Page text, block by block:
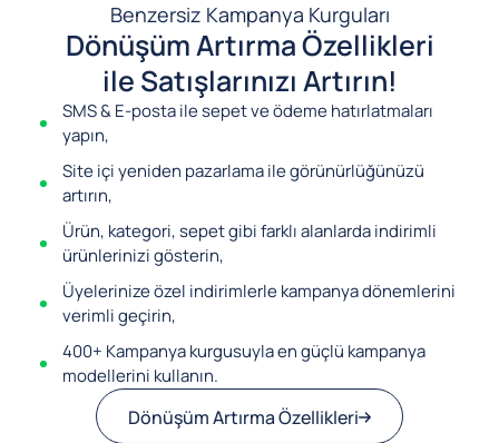
Benzersiz Kampanya Kurguları
Dönüşüm Artırma Özellikleri
ile Satışlarınızı Artırın!
SMS & E-posta ile sepet ve ödeme hatırlatmaları
yapın,
Site içi yeniden pazarlama ile görünürlüğünüzü
artırın,
Ürün, kategori, sepet gibi farklı alanlarda indirimli
ürünlerinizi gösterin,
Üyelerinize özel indirimlerle kampanya dönemlerini
verimli geçirin,
400+ Kampanya kurgusuyla en güçlü kampanya
modellerini kullanın.
Dönüşüm Artırma Özellikleri